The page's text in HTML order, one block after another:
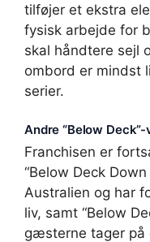
tilføjer et ekstra
fysisk arbejde for
skal håndtere sejl
ombord er mindst
serier.
Andre “Below
Franchisen er
“Below Deck
Australien og har
liv, samt “Below
gæsterne tager på